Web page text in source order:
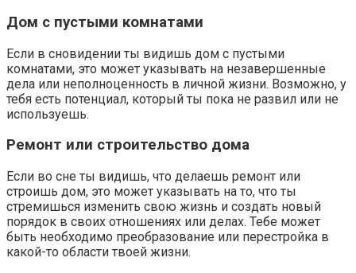
Дом с пустыми комнатами
Если в сновидении ты видишь дом с пустыми
комнатами, это может указывать на незавершенные
дела или неполноценность в личной жизни. Возможно, у
тебя есть потенциал, который ты пока не развил или не
используешь.
Ремонт или строительство дома
Если во сне ты видишь, что делаешь ремонт или
строишь дом, это может указывать на то, что ты
стремишься изменить свою жизнь и создать новый
порядок в своих отношениях или делах. Тебе может
быть необходимо преобразование или перестройка в
какой-то области твоей жизни.